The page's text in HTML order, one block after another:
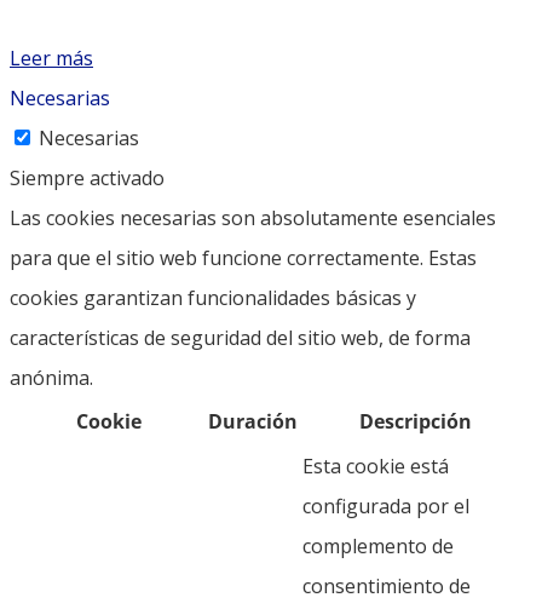
Leer más
Necesarias
Necesarias
Siempre activado
Las cookies necesarias son absolutamente esenciales
para que el sitio web funcione correctamente. Estas
cookies garantizan funcionalidades básicas y
características de seguridad del sitio web, de forma
anónima.
Cookie
Duración Descripción
Esta cookie está
configurada por el
complemento de
consentimiento de